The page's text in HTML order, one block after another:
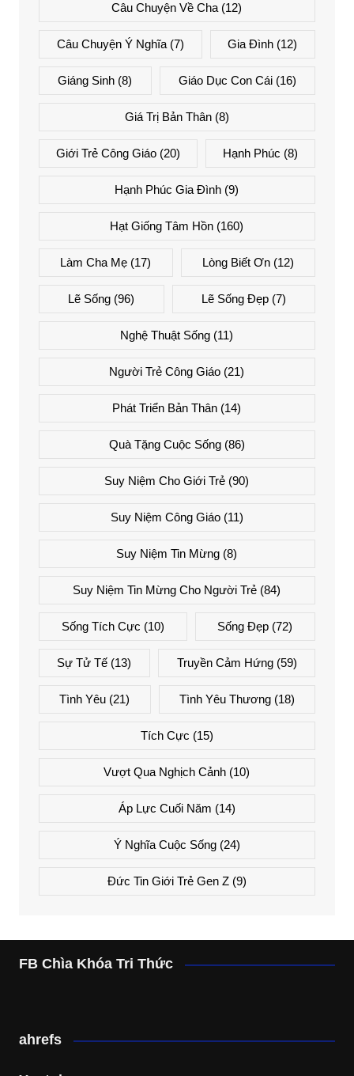
Câu Chuyện Về Cha (12)
Câu Chuyện Ý Nghĩa(7) Gia Đình (12)
Giáng Sinh (8) Giáo Dục Con Cái(16)
Giá Trị Bản Thân(8)
Giới Trẻ Công Giáo(20) Hạnh Phúc (8)
Hạnh Phúc Gia Đình (9)
Hạt Giống Tâm Hồn (160)
Làm Cha Mẹ (17) Lòng Biết Ơn(12)
Lẽ Sống (96) Lẽ Sống Đẹp(7)
Nghệ Thuật Sống (11)
Người Trẻ Công Giáo (21)
Phát Triển Bản Thân (14)
Quà Tặng Cuộc Sống(86)
Suy Niệm Cho Giới Trẻ (90)
Suy Niệm Công Giáo(11)
Suy Niệm Tin Mừng (8)
Suy Niệm Tin Mừng Cho Người Trẻ (84)
Sống Tích Cực (10) Sống Đẹp (72)
Sự Tử Tế (13) Truyền Cảm Hứng(59)
Tình Yêu (21) Tình Yêu Thương(18)
Tích Cực (15)
Vượt Qua Nghịch Cảnh (10)
Áp Lực Cuối Năm (14)
Ý Nghĩa Cuộc Sống(24)
Đức Tin Giới Trẻ Gen Z(9)
FB Chìa Khóa Tri Thức
ahrefs